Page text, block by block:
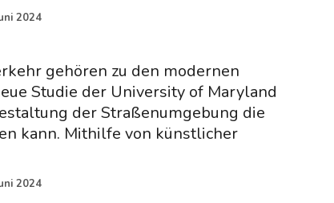
2024
gehören zu den modernen
Studie der University of Maryland
der Straßenumgebung die
kann. Mithilfe von künstlicher
2024